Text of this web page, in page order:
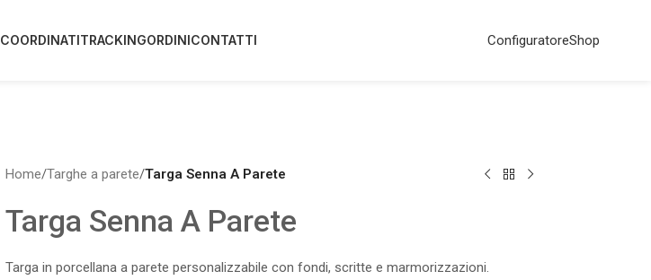
COORDINATITRACKINGORDINICONTATTI ConfiguratoreShop
Home/Targhe a parete/Targa Senna A Parete
Targa Senna A Parete
Targa in porcellana a parete personalizzabile con fondi, scritte e marmorizzazioni.